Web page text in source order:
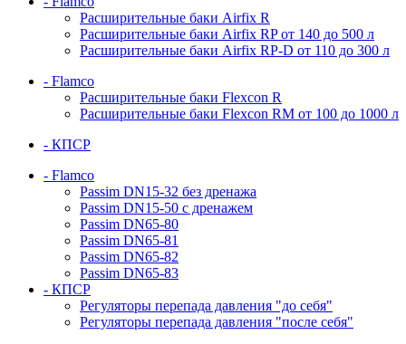
Расширительные баки Airfix R
Расширительные баки Airfix RP от 140 до 500 л
Расширительные баки Airfix RP-D от 110 до 300 л
- Flamco
Расширительные баки Flexcon R
Расширительные баки Flexcon RM от 100 до 1000 л
- КПСР
- Flamco
Passim DN15-32 без дренажа
Passim DN15-50 с дренажем
Passim DN65-80
Passim DN65-81
Passim DN65-82
Passim DN65-83
- КПСР
Регуляторы перепада давления "до себя"
Регуляторы перепада давления "после себя"